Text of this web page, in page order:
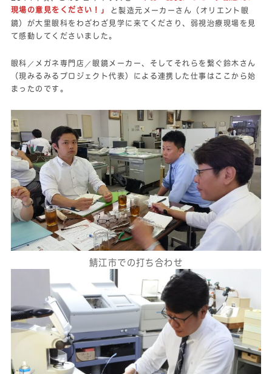
現場の意見をください！」
と製造元メーカーさん（オリエント眼
鏡）が大里眼科をわざわざ見学に来てくださり、弱視治療現場を見
て感動してくださいました。
眼科／メガネ専門店／眼鏡メーカー、そしてそれらを繋ぐ鈴木さん
（現みるみるプロジェクト代表）による連携した仕事はここから始
まったのです。
鯖江市での打ち合わせ